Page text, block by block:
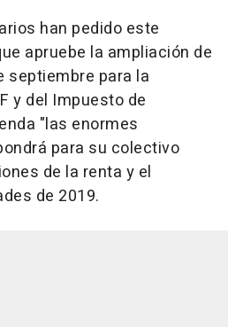
han pedido este
apruebe la ampliación de
septiembre para la
y del Impuesto de
"las enormes
para su colectivo
de la renta y el
de 2019.